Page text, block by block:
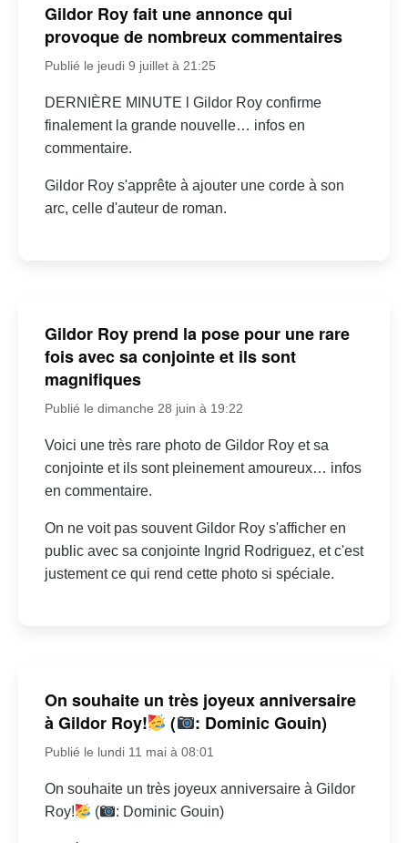
Gildor Roy fait une annonce qui
provoque de nombreux commentaires
Publié le jeudi 9 juillet à 21:25
DERNIÈRE MINUTE l Gildor Roy confirme
finalement la grande nouvelle… infos en
commentaire.
Gildor Roy s'apprête à ajouter une corde à son
arc, celle d'auteur de roman.
Gildor Roy prend la pose pour une rare
fois avec sa conjointe et ils sont
magnifiques
Publié le dimanche 28 juin à 19:22
Voici une très rare photo de Gildor Roy et sa
conjointe et ils sont pleinement amoureux… infos
en commentaire.
On ne voit pas souvent Gildor Roy s'afficher en
public avec sa conjointe Ingrid Rodriguez, et c'est
justement ce qui rend cette photo si spéciale.
On souhaite un très joyeux anniversaire
à Gildor Roy!
( : Dominic Gouin)
Publié le lundi 11 mai à 08:01
On souhaite un très joyeux anniversaire à Gildor
Roy!
( : Dominic Gouin)